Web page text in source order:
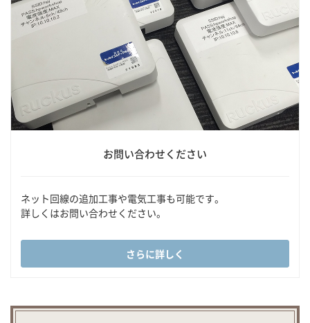
お問い合わせください
ネット回線の追加工事や電気工事も可能です。
詳しくはお問い合わせください。
さらに詳しく